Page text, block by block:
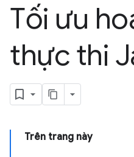
Tối ưu
thực thi
Trên trang này